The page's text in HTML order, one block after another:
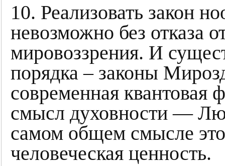
10. Реализовать закон
невозможно без отказа
мировоззрения. И
порядка – законы
современная квантовая
смысл духовности —
самом общем смысле
человеческая ценность.